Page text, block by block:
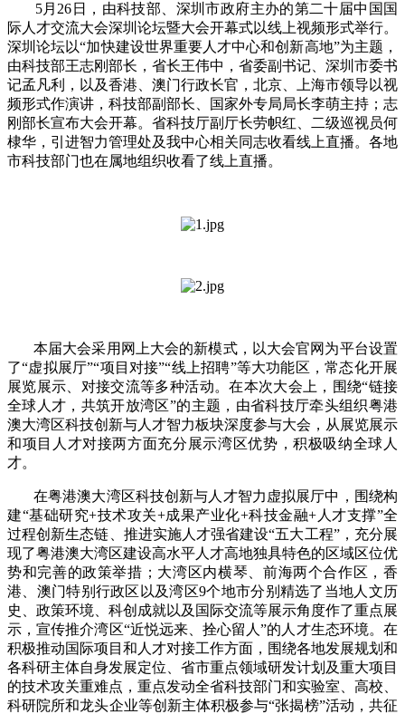
5月26日，由科技部、深圳市政府主办的第二十届中国国
际人才交流大会深圳论坛暨大会开幕式以线上视频形式举行。
深圳论坛以“加快建设世界重要人才中心和创新高地”为主题，
由科技部王志刚部长，省长王伟中，省委副书记、深圳市委书
记孟凡利，以及香港、澳门行政长官，北京、上海市领导以视
频形式作演讲，科技部副部长、国家外专局局长李萌主持；志
刚部长宣布大会开幕。省科技厅副厅长劳帜红、二级巡视员何
棣华，引进智力管理处及我中心相关同志收看线上直播。各地
市科技部门也在属地组织收看了线上直播。
本届大会采用网上大会的新模式，以大会官网为平台设置
了“虚拟展厅”“项目对接”“线上招聘”等大功能区，常态化开展
展览展示、对接交流等多种活动。在本次大会上，围绕“链接
全球人才，共筑开放湾区”的主题，由省科技厅牵头组织粤港
澳大湾区科技创新与人才智力板块深度参与大会，从展览展示
和项目人才对接两方面充分展示湾区优势，积极吸纳全球人
才。
在粤港澳大湾区科技创新与人才智力虚拟展厅中，围绕构
建“基础研究+技术攻关+成果产业化+科技金融+人才支撑”全
过程创新生态链、推进实施人才强省建设“五大工程”，充分展
现了粤港澳大湾区建设高水平人才高地独具特色的区域区位优
势和完善的政策举措；大湾区内横琴、前海两个合作区，香
港、澳门特别行政区以及湾区9个地市分别精选了当地人文历
史、政策环境、科创成就以及国际交流等展示角度作了重点展
示，宣传推介湾区“近悦远来、拴心留人”的人才生态环境。在
积极推动国际项目和人才对接工作方面，围绕各地发展规划和
各科研主体自身发展定位、省市重点领域研发计划及重大项目
的技术攻关重难点，重点发动全省科技部门和实验室、高校、
科研院所和龙头企业等创新主体积极参与“张揭榜”活动，共征